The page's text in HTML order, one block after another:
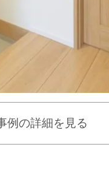
例の詳細を見る